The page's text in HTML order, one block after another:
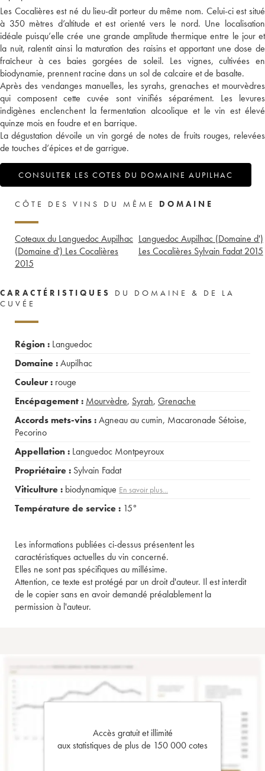
Les Cocalières est né du lieu-dit porteur du même nom. Celui-ci est situé
à 350 mètres d’altitude et est orienté vers le nord. Une localisation
idéale puisqu’elle crée une grande amplitude thermique entre le jour et
la nuit, ralentit ainsi la maturation des raisins et apportant une dose de
fraîcheur à ces baies gorgées de soleil. Les vignes, cultivées en
biodynamie, prennent racine dans un sol de calcaire et de basalte.
Après des vendanges manuelles, les syrahs, grenaches et mourvèdres
qui composent cette cuvée sont vinifiés séparément. Les levures
indigènes enclenchent la fermentation alcoolique et le vin est élevé
quinze mois en foudre et en barrique.
La dégustation dévoile un vin gorgé de notes de fruits rouges, relevées
de touches d’épices et de garrigue.
CONSULTER LES COTES DU DOMAINE AUPILHAC
CÔTE DES VINS DU MÊME DOMAINE
Coteaux du Languedoc Aupilhac
(Domaine d') Les Cocalières
2015
Languedoc Aupilhac (Domaine d')
Les Cocalières Sylvain Fadat 2015
CARACTÉRISTIQUES
DU DOMAINE & DE LA
CUVÉE
Région : Languedoc
Domaine :Aupilhac
Couleur : rouge
Encépagement : Mourvèdre, Syrah, Grenache
Accords mets-vins :Agneau au cumin, Macaronade Sétoise,
Pecorino
Appellation : Languedoc Montpeyroux
Propriétaire : Sylvain Fadat
Viticulture : biodynamique En savoir plus...
Température de service : 15°
Les informations publiées ci-dessus présentent les
caractéristiques actuelles du vin concerné.
Elles ne sont pas spécifiques au millésime.
Attention, ce texte est protégé par un droit d'auteur. Il est interdit
de le copier sans en avoir demandé préalablement la
permission à l'auteur.
Accès gratuit et illimité
aux statistiques de plus de 150 000 cotes